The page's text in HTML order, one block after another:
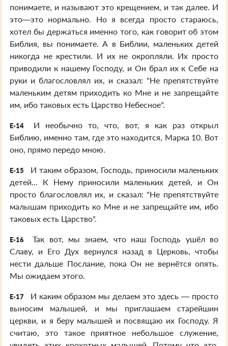
понимаете, и называют это крещением, и так далее. И
это—это нормально. Но я всегда просто стараюсь,
хотел бы держаться именно того, как говорит об этом
Библия, вы понимаете. А в Библии, маленьких детей
никогда не крестили. И их не окропляли. Их просто
приводили к нашему Господу, и Он брал их к Себе на
руки и благословлял их, и сказал: "Не препятствуйте
маленьким детям приходить ко Мне и не запрещайте
им, ибо таковых есть Царство Небесное".
E-14
И необычно то, что, вот, я как раз открыл
Библию, именно там, где это находится, Марка 10. Вот
оно, прямо передо мною.
E-15
И таким образом, Господь, приносили маленьких
детей... К Нему приносили маленьких детей, и Он
просто благословлял их, и сказал: "Не препятствуйте
малышам приходить ко Мне и не запрещайте им, ибо
таковых есть Царство".
E-16
Так вот, мы знаем, что наш Господь ушёл во
Славу, и Его Дух вернулся назад в Церковь, чтобы
нести дальше Послание, пока Он не вернётся опять.
Мы ожидаем этого.
E-17
И каким образом мы делаем это здесь — просто
выносим малышей, и мы приглашаем старейшин
церкви, и я беру малышей и посвящаю их Господу. Я
считаю, это такое приятное небольшое служение,